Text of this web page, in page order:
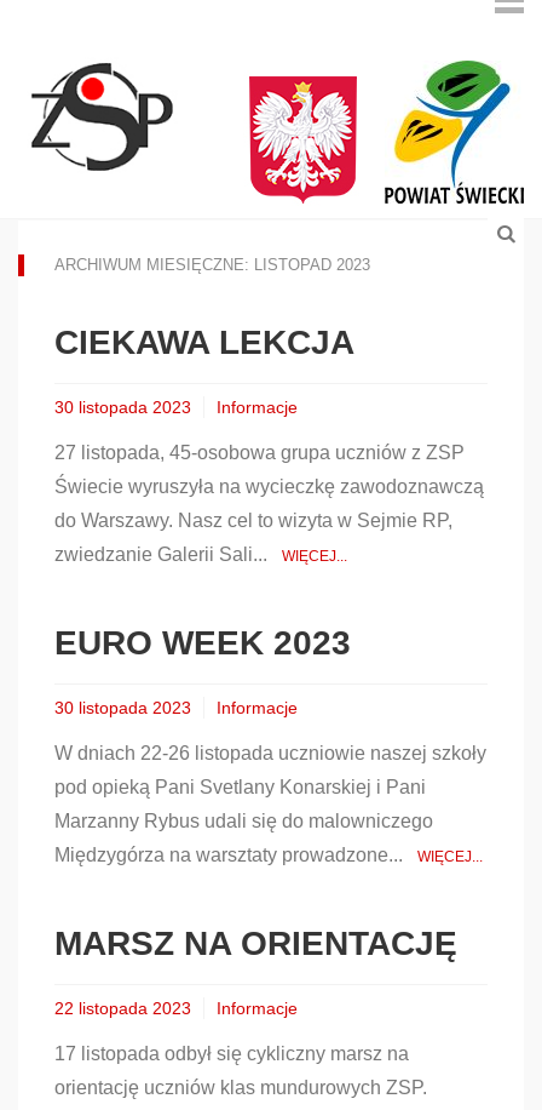
ARCHIWUM MIESIĘCZNE: LISTOPAD 2023
CIEKAWA LEKCJA
30 listopada 2023 Informacje
27 listopada, 45-osobowa grupa uczniów z ZSP
Świecie wyruszyła na wycieczkę zawodoznawczą
do Warszawy. Nasz cel to wizyta w Sejmie RP,
zwiedzanie Galerii Sali...
WIĘCEJ...
EURO WEEK 2023
30 listopada 2023 Informacje
W dniach 22-26 listopada uczniowie naszej szkoły
pod opieką Pani Svetlany Konarskiej i Pani
Marzanny Rybus udali się do malowniczego
Międzygórza na warsztaty prowadzone...
WIĘCEJ...
MARSZ NA ORIENTACJĘ
22 listopada 2023 Informacje
17 listopada odbył się cykliczny marsz na
orientację uczniów klas mundurowych ZSP.